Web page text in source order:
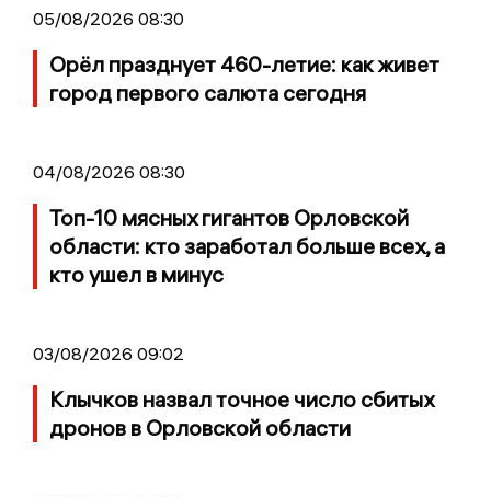
05/08/2026 08:30
Орёл празднует 460-летие: как живет
город первого салюта сегодня
04/08/2026 08:30
Топ-10 мясных гигантов Орловской
области: кто заработал больше всех, а
кто ушел в минус
03/08/2026 09:02
Клычков назвал точное число сбитых
дронов в Орловской области